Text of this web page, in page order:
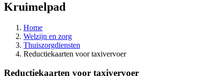
Kruimelpad
Home
Welzijn en zorg
Thuiszorgdiensten
Reductiekaarten voor taxivervoer
Reductiekaarten voor taxivervoer